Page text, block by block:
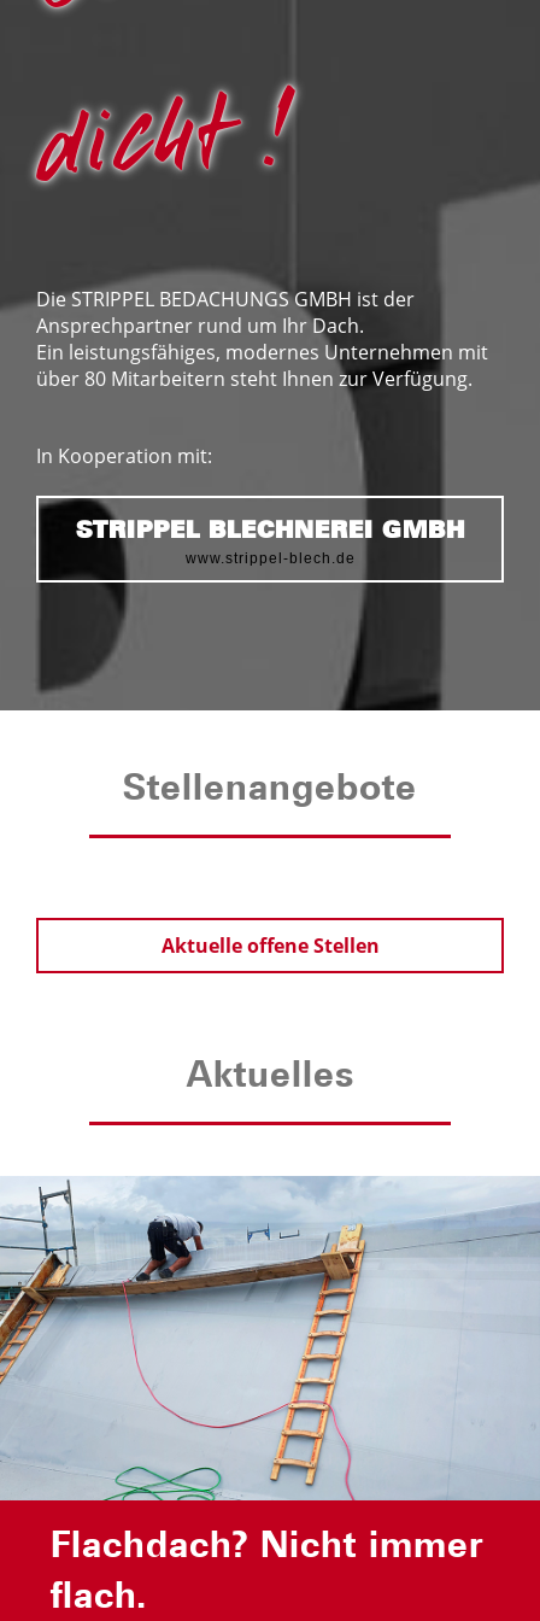
Steildach
Baublechnerei
Zimmerarbeiten
Dachflächenfenster
Team
Kontakt
dicht !
Die STRIPPEL BEDACHUNGS GMBH ist der
Ansprechpartner rund um Ihr Dach.
Ein leistungsfähiges, modernes Unternehmen mit
über 80 Mitarbeitern steht Ihnen zur Verfügung.
In Kooperation mit:
STRIPPEL BLECHNEREI GMBH
www.strippel-blech.de
Stellenangebote
Aktuelle offene Stellen
Aktuelles
Flachdach? Nicht immer
flach.
Flachdach? Nicht immer
flach.